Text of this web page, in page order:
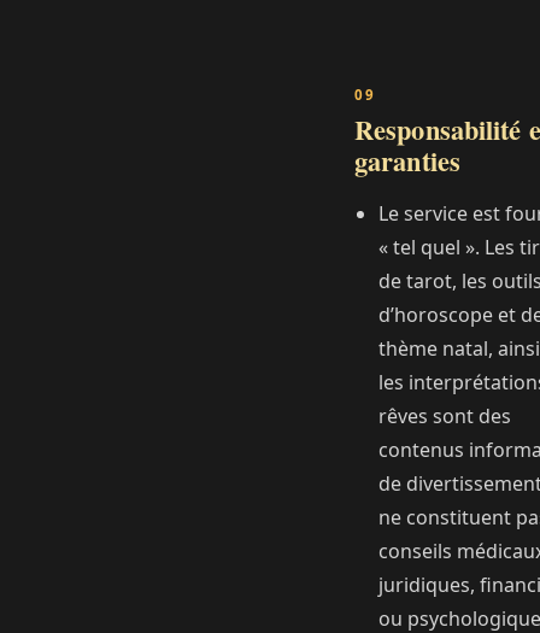
Responsabilité
garanties
Le service est
« tel quel ». Les
de tarot, les
d’horoscope et
thème natal,
les
rêves sont des
contenus
de
ne constituent
conseils
juridiques,
ou